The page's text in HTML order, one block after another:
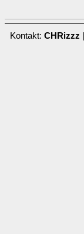
Kontakt: CHRizzz